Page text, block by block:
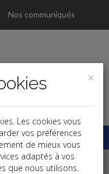
Nos communiqués
×
Les cookies vous
vos préférences
de mieux vous
adaptés à vos
que nous utilisons.